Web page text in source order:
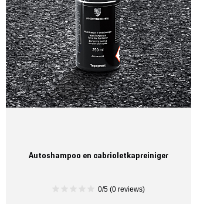
Autoshampoo en cabrioletkapreiniger
0/5 (0 reviews)